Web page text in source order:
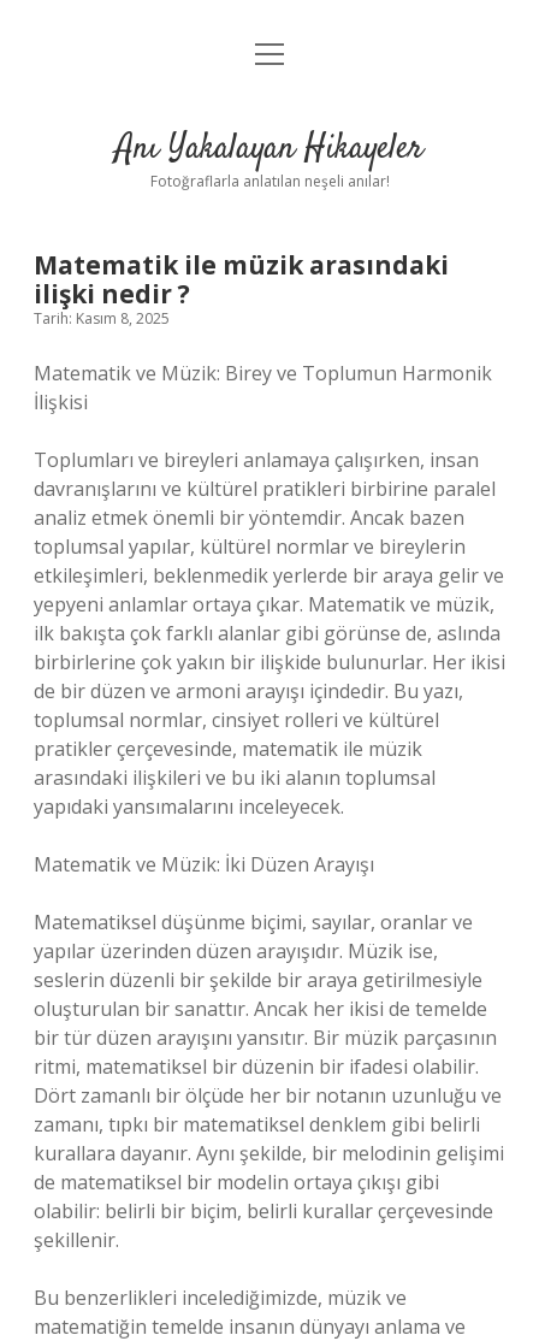
Anasayfa
Yasal Uyarı
menüyü
Anı Yakalayan Hikayeler
Fotoğraflarla anlatılan neşeli anılar!
Matematik ile müzik arasındaki
ilişki nedir ?
Tarih: Kasım 8, 2025
Matematik ve Müzik: Birey ve Toplumun Harmonik
İlişkisi
Toplumları ve bireyleri anlamaya çalışırken, insan
davranışlarını ve kültürel pratikleri birbirine paralel
analiz etmek önemli bir yöntemdir. Ancak bazen
toplumsal yapılar, kültürel normlar ve bireylerin
etkileşimleri, beklenmedik yerlerde bir araya gelir ve
yepyeni anlamlar ortaya çıkar. Matematik ve müzik,
ilk bakışta çok farklı alanlar gibi görünse de, aslında
birbirlerine çok yakın bir ilişkide bulunurlar. Her ikisi
de bir düzen ve armoni arayışı içindedir. Bu yazı,
toplumsal normlar, cinsiyet rolleri ve kültürel
pratikler çerçevesinde, matematik ile müzik
arasındaki ilişkileri ve bu iki alanın toplumsal
yapıdaki yansımalarını inceleyecek.
Matematik ve Müzik: İki Düzen Arayışı
Matematiksel düşünme biçimi, sayılar, oranlar ve
yapılar üzerinden düzen arayışıdır. Müzik ise,
seslerin düzenli bir şekilde bir araya getirilmesiyle
oluşturulan bir sanattır. Ancak her ikisi de temelde
bir tür düzen arayışını yansıtır. Bir müzik parçasının
ritmi, matematiksel bir düzenin bir ifadesi olabilir.
Dört zamanlı bir ölçüde her bir notanın uzunluğu ve
zamanı, tıpkı bir matematiksel denklem gibi belirli
kurallara dayanır. Aynı şekilde, bir melodinin gelişimi
de matematiksel bir modelin ortaya çıkışı gibi
olabilir: belirli bir biçim, belirli kurallar çerçevesinde
şekillenir.
Bu benzerlikleri incelediğimizde, müzik ve
matematiğin temelde insanın dünyayı anlama ve